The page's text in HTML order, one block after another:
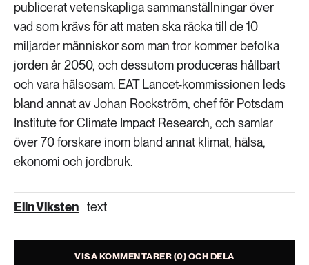
publicerat vetenskapliga sammanställningar över
vad som krävs för att maten ska räcka till de 10
miljarder människor som man tror kommer befolka
jorden år 2050, och dessutom produceras hållbart
och vara hälsosam. EAT Lancet-kommissionen leds
bland annat av Johan Rockström, chef för Potsdam
Institute for Climate Impact Research, och samlar
över 70 forskare inom bland annat klimat, hälsa,
ekonomi och jordbruk.
Elin Viksten text
VISA KOMMENTARER (0) OCH DELA